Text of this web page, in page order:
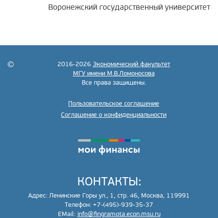
Воронежский государственный университет
2016-2026 Экономический факультет
МГУ имени М.В.Ломоносова
Все права защищены.
Пользовательское соглашение
Соглашение о конфиденциальности
КОНТАКТЫ:
Адрес: Ленинские Горы ул., 1, стр. 46, Москва, 119991
Телефон: +7-(495)-939-35-37
EMail: info@fingramota.econ.msu.ru